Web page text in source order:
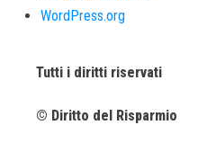
WordPress.org
Tutti i diritti riservati
© Diritto del Risparmio